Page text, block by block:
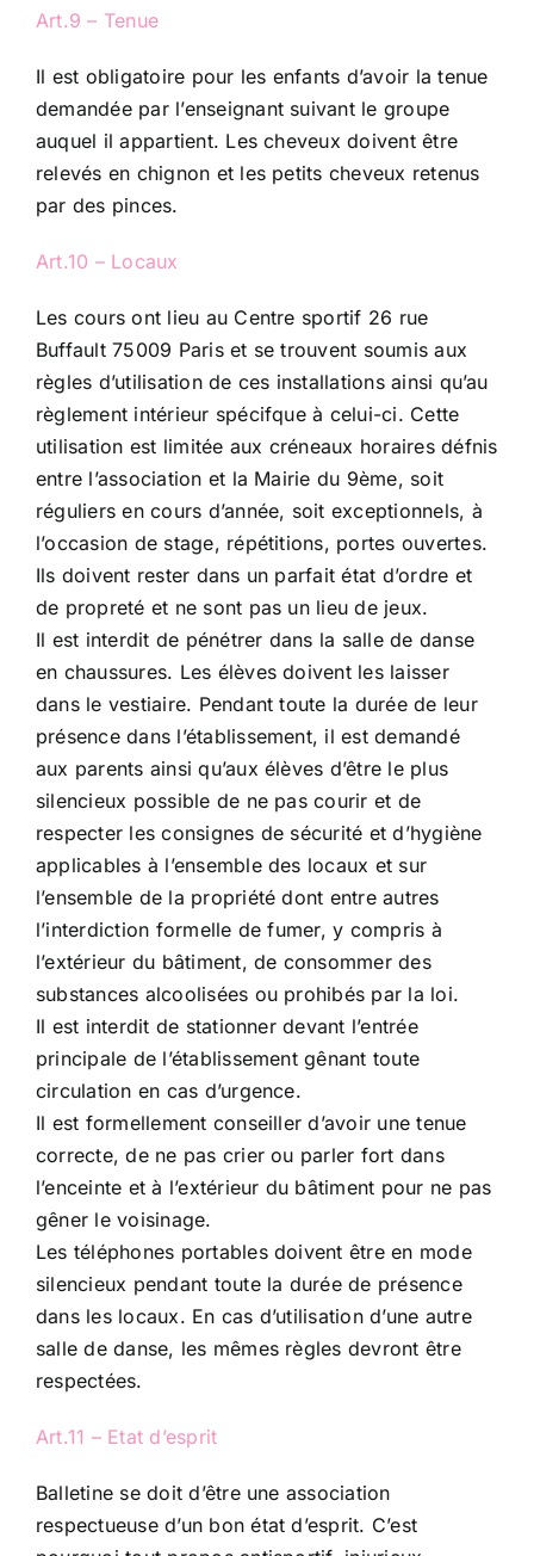
Art.9 – Tenue
Il est obligatoire pour les enfants d’avoir la tenue
demandée par l’enseignant suivant le groupe
auquel il appartient. Les cheveux doivent être
relevés en chignon et les petits cheveux retenus
par des pinces.
Art.10 – Locaux
Les cours ont lieu au Centre sportif 26 rue
Buffault 75009 Paris et se trouvent soumis aux
règles d’utilisation de ces installations ainsi qu’au
règlement intérieur spécifque à celui-ci. Cette
utilisation est limitée aux créneaux horaires défnis
entre l’association et la Mairie du 9ème, soit
réguliers en cours d’année, soit exceptionnels, à
l’occasion de stage, répétitions, portes ouvertes.
Ils doivent rester dans un parfait état d’ordre et
de propreté et ne sont pas un lieu de jeux.
Il est interdit de pénétrer dans la salle de danse
en chaussures. Les élèves doivent les laisser
dans le vestiaire. Pendant toute la durée de leur
présence dans l’établissement, il est demandé
aux parents ainsi qu’aux élèves d’être le plus
silencieux possible de ne pas courir et de
respecter les consignes de sécurité et d’hygiène
applicables à l’ensemble des locaux et sur
l’ensemble de la propriété dont entre autres
l’interdiction formelle de fumer, y compris à
l’extérieur du bâtiment, de consommer des
substances alcoolisées ou prohibés par la loi.
Il est interdit de stationner devant l’entrée
principale de l’établissement gênant toute
circulation en cas d’urgence.
Il est formellement conseiller d’avoir une tenue
correcte, de ne pas crier ou parler fort dans
l’enceinte et à l’extérieur du bâtiment pour ne pas
gêner le voisinage.
Les téléphones portables doivent être en mode
silencieux pendant toute la durée de présence
dans les locaux. En cas d’utilisation d’une autre
salle de danse, les mêmes règles devront être
respectées.
Art.11 – Etat d’esprit
Balletine se doit d’être une association
respectueuse d’un bon état d’esprit. C’est